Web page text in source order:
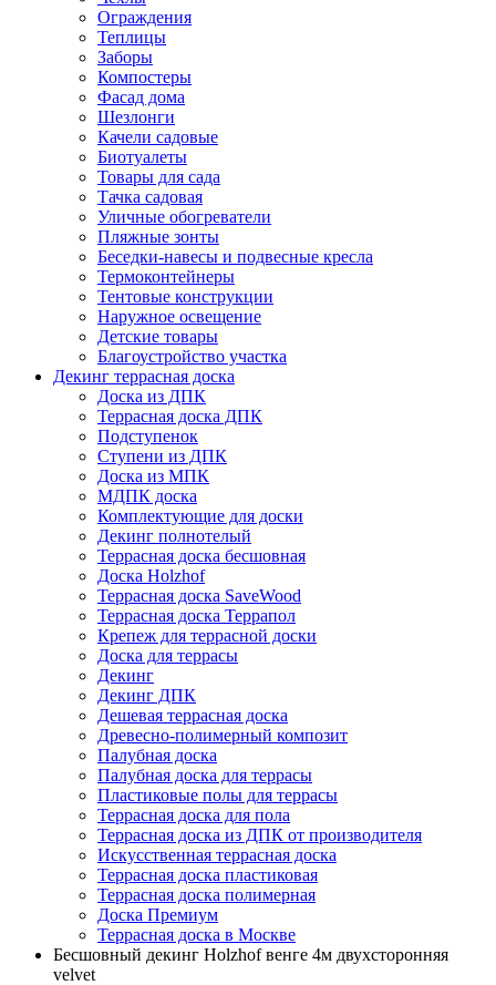
Ограждения
Теплицы
Заборы
Компостеры
Фасад дома
Шезлонги
Качели садовые
Биотуалеты
Товары для сада
Тачка садовая
Уличные обогреватели
Пляжные зонты
Беседки-навесы и подвесные кресла
Термоконтейнеры
Тентовые конструкции
Наружное освещение
Детские товары
Благоустройство участка
Декинг террасная доска
Доска из ДПК
Террасная доска ДПК
Подступенок
Ступени из ДПК
Доска из МПК
МДПК доска
Комплектующие для доски
Декинг полнотелый
Террасная доска бесшовная
Доска Holzhof
Террасная доска SaveWood
Террасная доска Террапол
Крепеж для террасной доски
Доска для террасы
Декинг
Декинг ДПК
Дешевая террасная доска
Древесно-полимерный композит
Палубная доска
Палубная доска для террасы
Пластиковые полы для террасы
Террасная доска для пола
Террасная доска из ДПК от производителя
Искусственная террасная доска
Террасная доска пластиковая
Террасная доска полимерная
Доска Премиум
Террасная доска в Москве
Бесшовный декинг Holzhof венге 4м двухсторонняя
velvet